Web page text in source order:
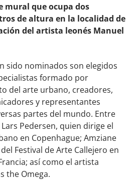
mural que ocupa dos
de altura en la localidad de
del artista leonés Manuel
sido nominados son elegidos
formado por
del arte urbano, creadores,
y representantes
partes del mundo. Entre
Pedersen, quien dirige el
en Copenhague; Amziane
Festival de Arte Callejero en
así como el artista
the Omega.